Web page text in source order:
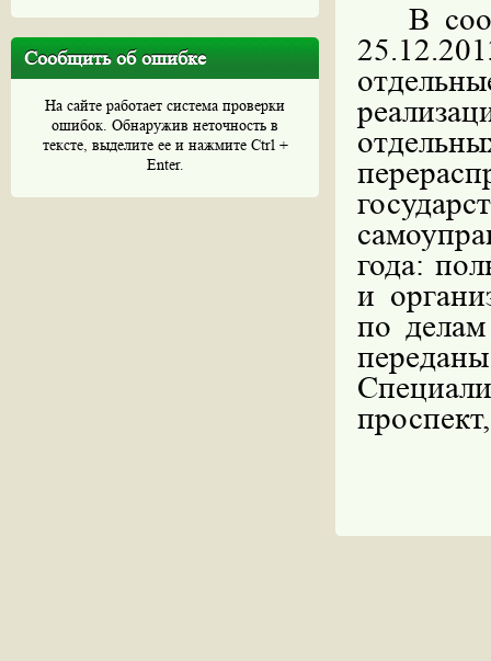
Сообщить об ошибке
На сайте работает система проверки
ошибок. Обнаружив неточность в
тексте, выделите ее и нажмите Ctrl +
Enter.
В
года:
и
по